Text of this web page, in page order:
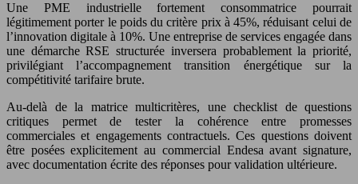
Une PME industrielle fortement consommatrice pourrait
légitimement porter le poids du critère prix à 45%, réduisant celui de
l’innovation digitale à 10%. Une entreprise de services engagée dans
une démarche RSE structurée inversera probablement la priorité,
privilégiant l’accompagnement transition énergétique sur la
compétitivité tarifaire brute.
Au-delà de la matrice multicritères, une checklist de questions
critiques permet de tester la cohérence entre promesses
commerciales et engagements contractuels. Ces questions doivent
être posées explicitement au commercial Endesa avant signature,
avec documentation écrite des réponses pour validation ultérieure.